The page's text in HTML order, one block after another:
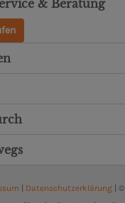
& Beratung
Datenschutzerklärung| ©